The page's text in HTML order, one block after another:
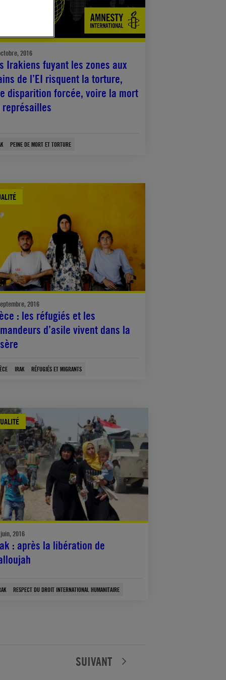
2016
Irakiens fuyant les zones aux
de l’EI risquent la torture,
disparition forcée, voire la mort
représailles
PEINE DE MORT ET TORTURE
2016
: les réfugiés et les
d’asile vivent dans la
IRAK RÉFUGIÉS ET MIGRANTS
2016
: après la libération de
RESPECT DU DROIT INTERNATIONAL HUMANITAIRE
SUIVANT